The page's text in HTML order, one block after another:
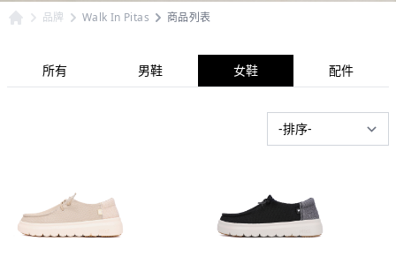
品牌 Walk In Pitas 商品列表
所有 男鞋 女鞋 配件